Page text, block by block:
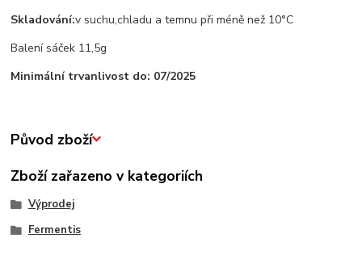
Skladování:v suchu,chladu a temnu při méně než 10°C
Balení sáček 11,5g
Minimální trvanlivost do: 07/2025
Původ zboží
Zboží zařazeno v kategoriích
Výprodej
Fermentis